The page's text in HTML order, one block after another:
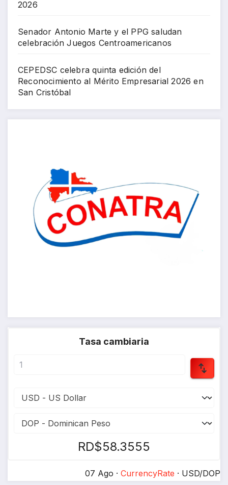
2026
Senador Antonio Marte y el PPG saludan
celebración Juegos Centroamericanos
CEPEDSC celebra quinta edición del
Reconocimiento al Mérito Empresarial 2026 en
San Cristóbal
Tasa cambiaria
RD$58.3555
07 Ago · CurrencyRate · USD/DOP